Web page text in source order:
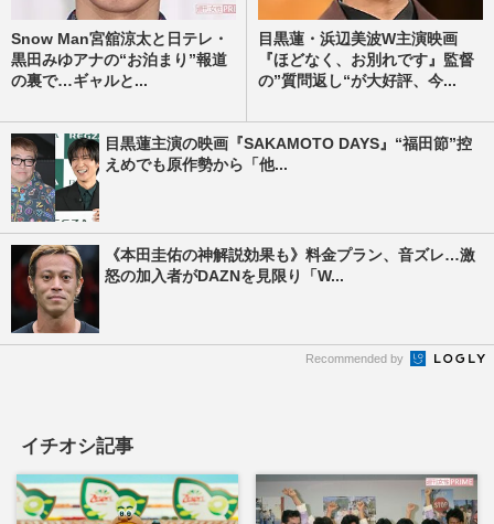
Snow Man宮舘涼太と日テレ・
黒田みゆアナの“お泊まり”報道
の裏で…ギャルと...
目黒蓮・浜辺美波W主演映画
『ほどなく、お別れです』監督
の”質問返し“が大好評、今...
目黒蓮主演の映画『SAKAMOTO DAYS』“福田節”控
えめでも原作勢から「他...
《本田圭佑の神解説効果も》料金プラン、音ズレ…激
怒の加入者がDAZNを見限り「W...
Recommended by
イチオシ記事